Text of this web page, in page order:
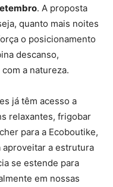
. A proposta
quanto mais noites
o posicionamento
descanso,
a natureza.
já têm acesso a
relaxantes, frigobar
para a Ecoboutike,
a estrutura
se estende para
em nossas